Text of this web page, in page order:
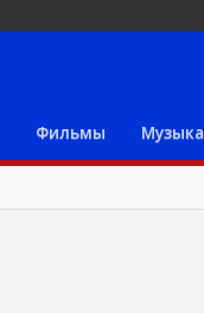
Фильмы Музыка